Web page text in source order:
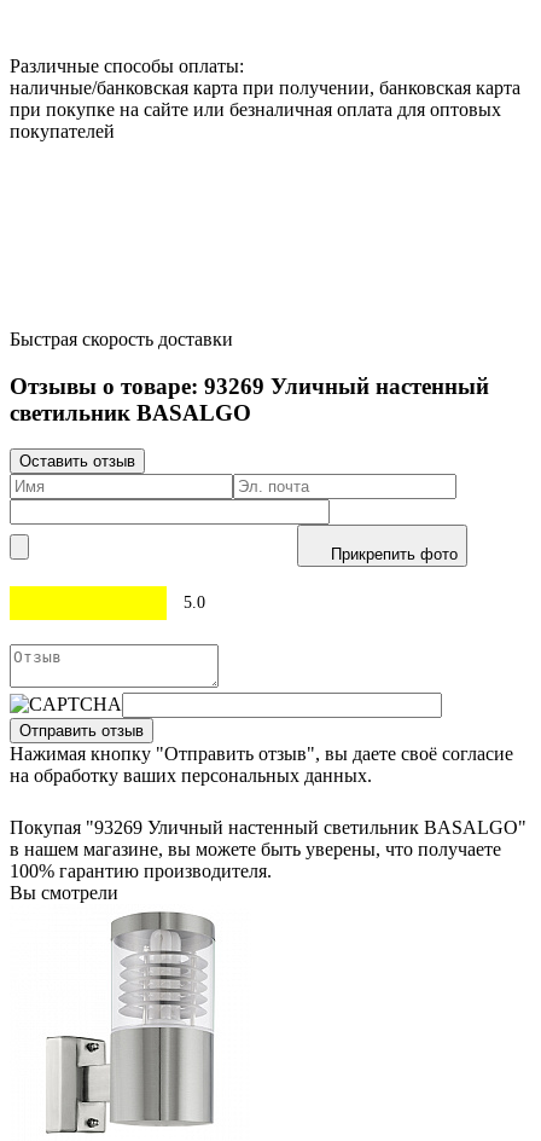
Различные способы оплаты:
наличные/банковская карта при получении, банковская карта
при покупке на сайте или безналичная оплата для оптовых
покупателей
Быстрая скорость доставки
Отзывы о товаре: 93269 Уличный настенный
светильник BASALGO
Оставить отзыв
Прикрепить фото
5.0
Отправить отзыв
Нажимая кнопку "Отправить отзыв", вы даете своё согласие
на обработку ваших персональных данных.
Покупая "93269 Уличный настенный светильник BASALGO"
в нашем магазине, вы можете быть уверены, что получаете
100% гарантию производителя.
Вы смотрели